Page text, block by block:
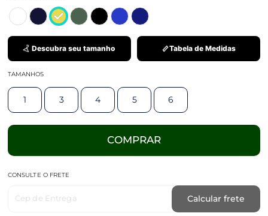
Descubra seu tamanho Tabela de Medidas
TAMANHOS
1 3 4 5 6
COMPRAR
CONSULTE O FRETE
Cep de Entrega Calcular frete